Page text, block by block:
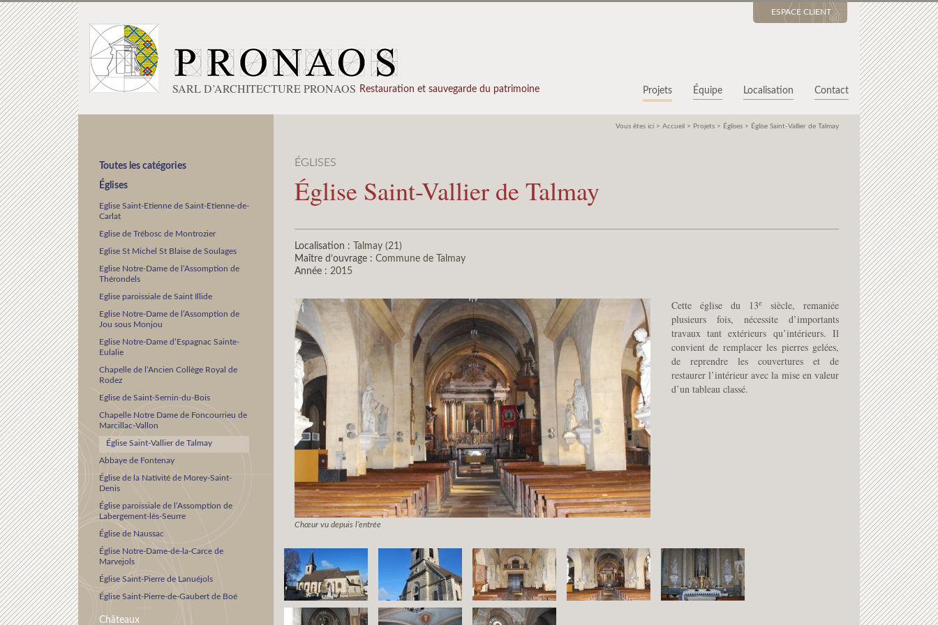
ESPACE CLIENT
SARL D’ARCHITECTURE PRONAOS Restauration et sauvegarde du patrimoine Projets Équipe Localisation Contact
Toutes les catégories
Églises
Eglise Saint-Etienne de Saint-Etienne-de-
Carlat
Eglise de Trébosc de Montrozier
Eglise St Michel St Blaise de Soulages
Eglise Notre-Dame de l’Assomption de
Thérondels
Eglise paroissiale de Saint Illide
Eglise Notre-Dame de l’Assomption de
Jou sous Monjou
Eglise Notre-Dame d’Espagnac Sainte-
Eulalie
Chapelle de l’Ancien Collège Royal de
Rodez
Eglise de Saint-Sernin-du-Bois
Chapelle Notre Dame de Foncourrieu de
Marcillac-Vallon
Église Saint-Vallier de Talmay
Abbaye de Fontenay
Église de la Nativité de Morey-Saint-
Denis
Église paroissiale de l’Assomption de
Labergement-lès-Seurre
Église de Naussac
Église Notre-Dame-de-la-Carce de
Marvejols
Église Saint-Pierre de Lanuéjols
Église Saint-Pierre-de-Gaubert de Boé
Châteaux
Vous êtes ici > Accueil > Projets > Églises > Église Saint-Vallier de Talmay
ÉGLISES
Église Saint-Vallier de Talmay
Localisation :
Talmay (21)
Maître d’ouvrage : Commune de Talmay
Année : 2015
Chœur vu depuis l’entrée
Cette église du 13e
siècle, remaniée
plusieurs fois, nécessite d’importants
travaux tant extérieurs qu’intérieurs. Il
convient de remplacer les pierres gelées,
de reprendre les couvertures et de
restaurer l’intérieur avec la mise en valeur
d’un tableau classé.